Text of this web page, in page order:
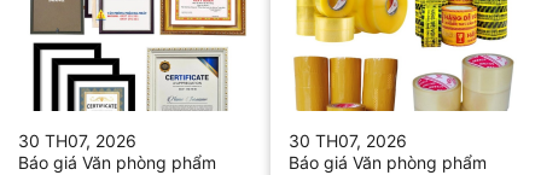
30 TH07, 2026
Báo giá Văn phòng phẩm
30 TH07, 2026
Báo giá Văn phòng phẩm